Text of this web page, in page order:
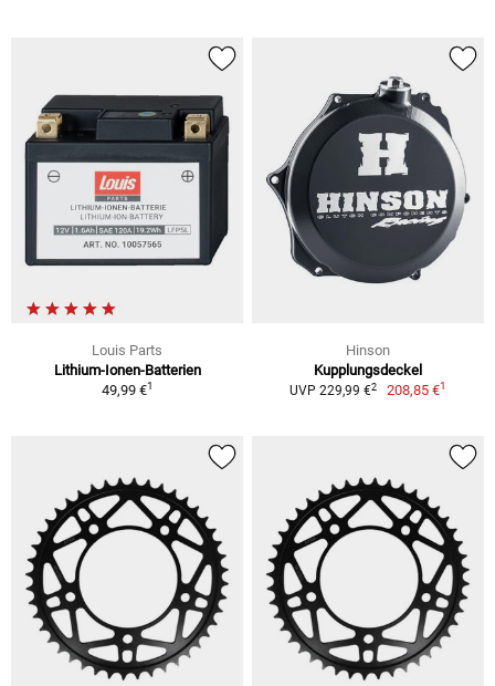
Louis Parts
Lithium-Ionen-Batterien
49,99 €1
Hinson
Kupplungsdeckel
UVP 229,99 €2 208,85 €1